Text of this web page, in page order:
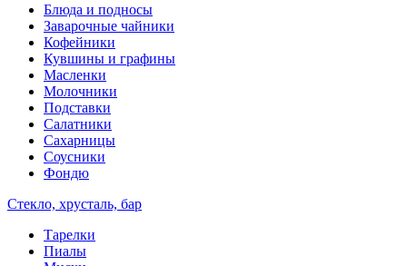
Блюда и подносы
Заварочные чайники
Кофейники
Кувшины и графины
Масленки
Молочники
Подставки
Салатники
Сахарницы
Соусники
Фондю
Стекло, хрусталь, бар
Тарелки
Пиалы